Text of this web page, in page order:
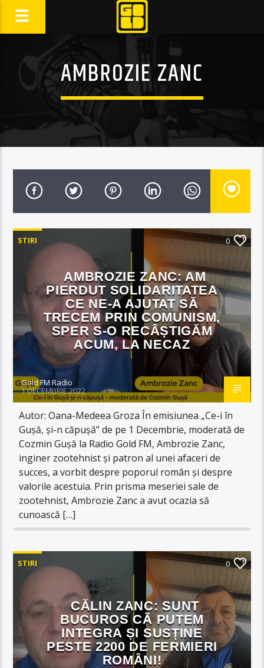
AMBROZIE ZANC
STIRI 0
AMBROZIE ZANC: AM
PIERDUT SOLIDARITATEA
CE NE-A AJUTAT SĂ
TRECEM PRIN COMUNISM,
SPER S-O RECÂȘTIGĂM
ACUM, LA NECAZ
Gold FM Radio
1 DECEMBRIE 2022
Autor: Oana-Medeea Groza În emisiunea „Ce-i în
Gușă, și-n căpușă” de pe 1 Decembrie, moderată de
Cozmin Gușă la Radio Gold FM, Ambrozie Zanc,
inginer zootehnist și patron al unei afaceri de
succes, a vorbit despre poporul român și despre
valorile acestuia. Prin prisma meseriei sale de
zootehnist, Ambrozie Zanc a avut ocazia să
cunoască […]
STIRI 0
CĂLIN ZANC: SUNT
BUCUROS CĂ PUTEM
INTEGRA ȘI SUSȚINE
PESTE 2200 DE FERMIERI
ROMÂNI!